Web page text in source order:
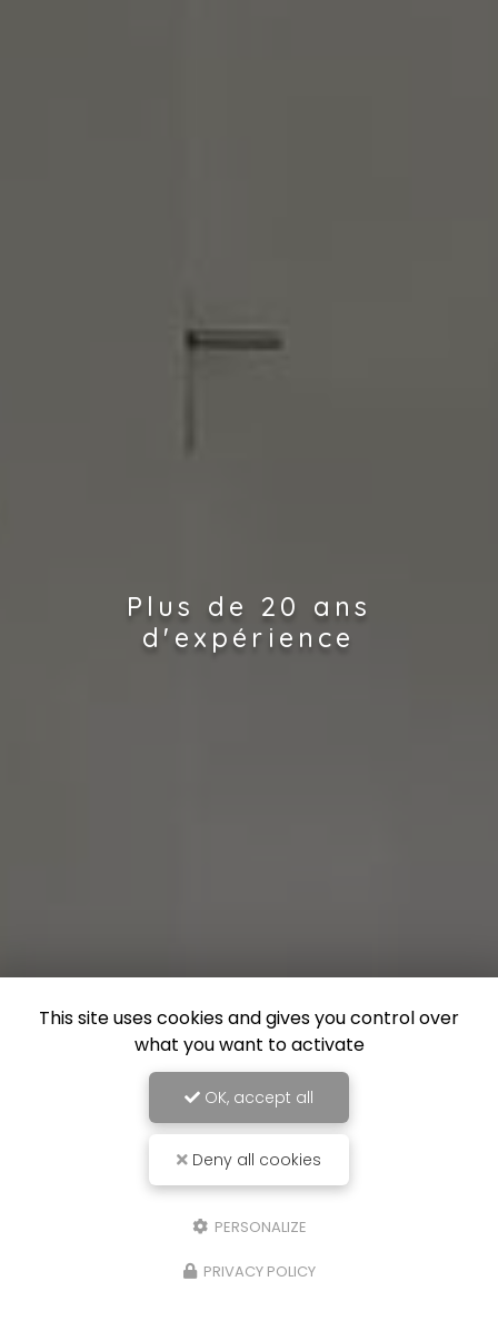
Plus de 20 ans
d'expérience
This site uses cookies and gives you control over
what you want to activate
OK, accept all
Deny all cookies
PERSONALIZE
PRIVACY POLICY